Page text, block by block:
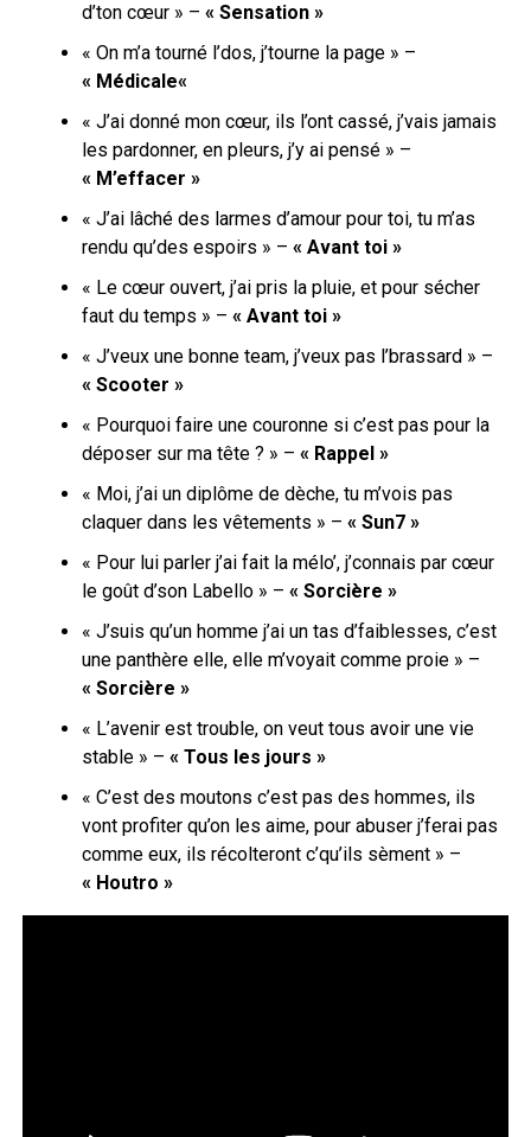
d’ton cœur » – « Sensation »
« On m’a tourné l’dos, j’tourne la page » –
« Médicale«
« J’ai donné mon cœur, ils l’ont cassé, j’vais jamais
les pardonner, en pleurs, j’y ai pensé » –
« M’effacer »
« J’ai lâché des larmes d’amour pour toi, tu m’as
rendu qu’des espoirs » – « Avant toi »
« Le cœur ouvert, j’ai pris la pluie, et pour sécher
faut du temps » – « Avant toi »
« J’veux une bonne team, j’veux pas l’brassard » –
« Scooter »
« Pourquoi faire une couronne si c’est pas pour la
déposer sur ma tête ? » – « Rappel »
« Moi, j’ai un diplôme de dèche, tu m’vois pas
claquer dans les vêtements » – « Sun7 »
« Pour lui parler j’ai fait la mélo’, j’connais par cœur
le goût d’son Labello » – « Sorcière »
« J’suis qu’un homme j’ai un tas d’faiblesses, c’est
une panthère elle, elle m’voyait comme proie » –
« Sorcière »
« L’avenir est trouble, on veut tous avoir une vie
stable » – « Tous les jours »
« C’est des moutons c’est pas des hommes, ils
vont profiter qu’on les aime, pour abuser j’ferai pas
comme eux, ils récolteront c’qu’ils sèment » –
« Houtro »